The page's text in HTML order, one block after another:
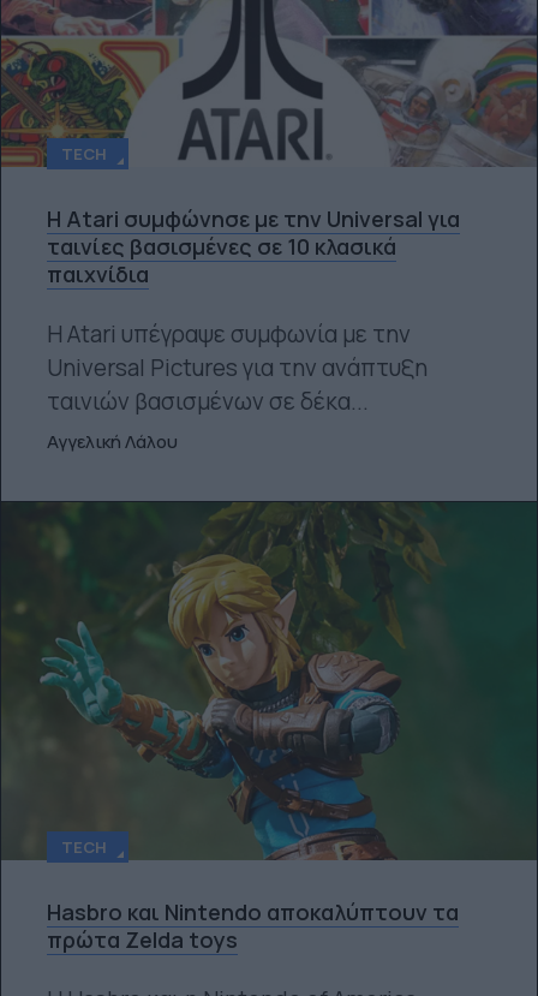
TECH
Η Atari συμφώνησε με την Universal για
ταινίες βασισμένες σε 10 κλασικά
παιχνίδια
Η Atari υπέγραψε συμφωνία με την
Universal Pictures για την ανάπτυξη
ταινιών βασισμένων σε δέκα...
Αγγελική Λάλου
TECH
Hasbro και Nintendo αποκαλύπτουν τα
πρώτα Zelda toys